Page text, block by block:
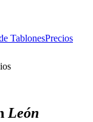
TablonesPrecios
León